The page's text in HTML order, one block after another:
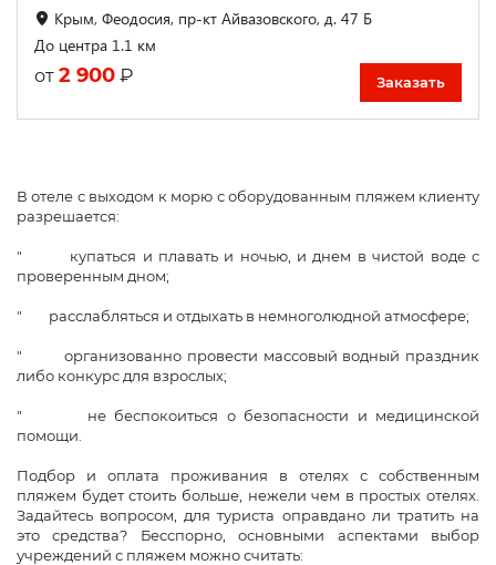
Крым, Феодосия, пр-кт Айвазовского, д. 47 Б
До центра 1.1 км
от 2 900 ₽ Заказать
В отеле с выходом к морю с оборудованным пляжем клиенту
разрешается:
" купаться и плавать и ночью, и днем в чистой воде с
проверенным дном;
" расслабляться и отдыхать в немноголюдной атмосфере;
" организованно провести массовый водный праздник
либо конкурс для взрослых;
" не беспокоиться о безопасности и медицинской
помощи.
Подбор и оплата проживания в отелях с собственным
пляжем будет стоить больше, нежели чем в простых отелях.
Задайтесь вопросом, для туриста оправдано ли тратить на
это средства? Бесспорно, основными аспектами выбор
учреждений с пляжем можно считать: